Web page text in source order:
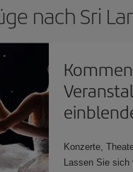
nach Sri
Konzerte,
Lassen Sie sich